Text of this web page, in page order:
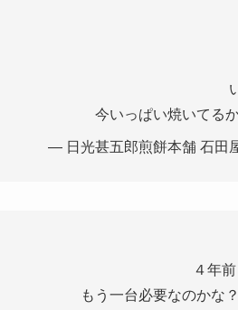
今いっぱい焼いてる
— 日光甚五郎煎餅本舗 石田
４年
もう一台必要なのかな